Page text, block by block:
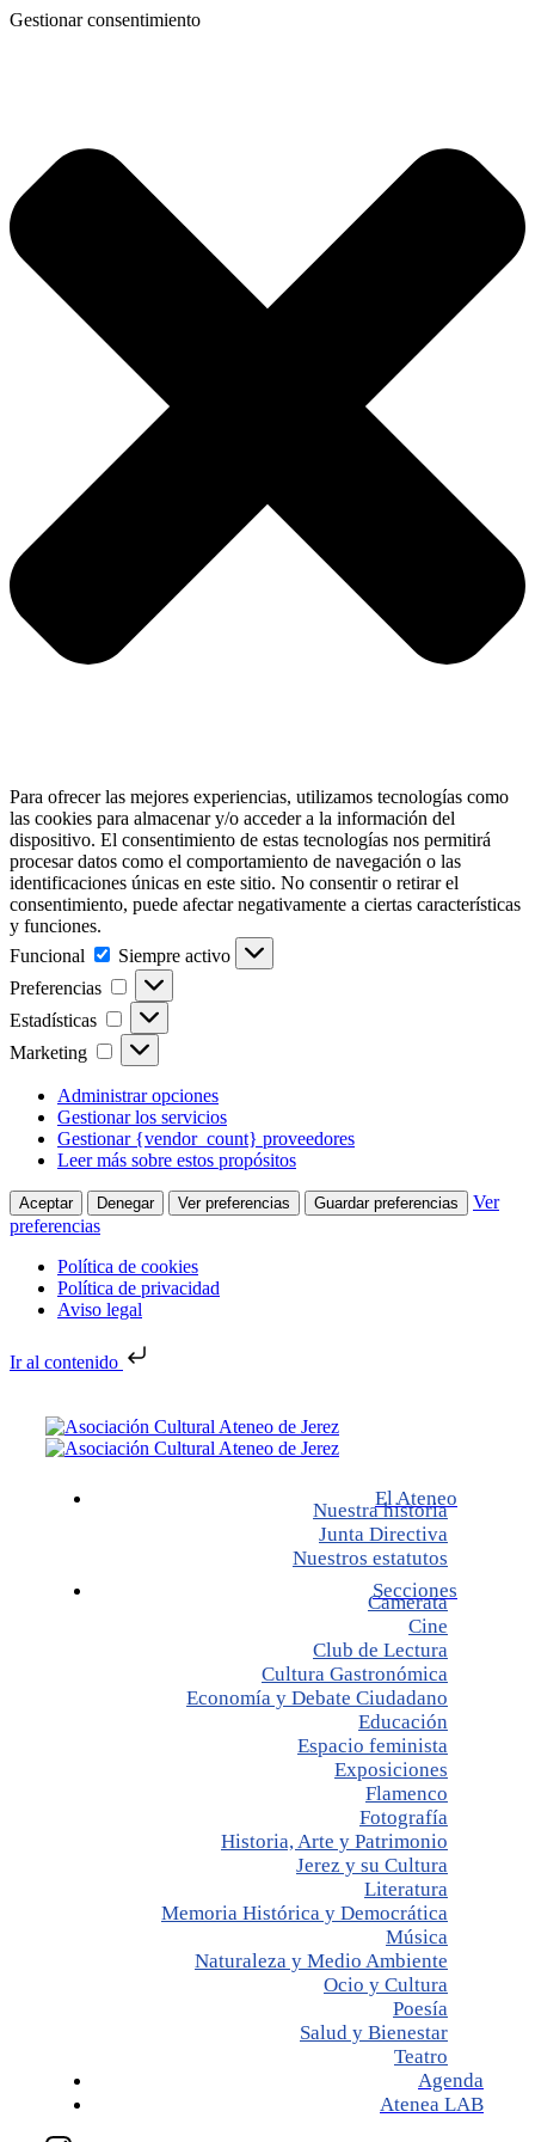
Gestionar consentimiento
Para ofrecer las mejores experiencias, utilizamos tecnologías como
las cookies para almacenar y/o acceder a la información del
dispositivo. El consentimiento de estas tecnologías nos permitirá
procesar datos como el comportamiento de navegación o las
identificaciones únicas en este sitio. No consentir o retirar el
consentimiento, puede afectar negativamente a ciertas características
y funciones.
Funcional
Funcional
Siempre activo
Preferencias
Preferencias
Estadísticas Estadísticas
Marketing Marketing
Administrar opciones
Gestionar los servicios
Gestionar {vendor_count} proveedores
Leer más sobre estos propósitos
Aceptar Denegar Ver preferencias Guardar preferencias
Ver
preferencias
Política de cookies
Política de privacidad
Aviso legal
Ir al contenido
El Ateneo
Nuestra historia
Junta Directiva
Nuestros estatutos
Secciones
Camerata
Cine
Club de Lectura
Cultura Gastronómica
Economía y Debate Ciudadano
Educación
Espacio feminista
Exposiciones
Flamenco
Fotografía
Historia, Arte y Patrimonio
Jerez y su Cultura
Literatura
Memoria Histórica y Democrática
Música
Naturaleza y Medio Ambiente
Ocio y Cultura
Poesía
Salud y Bienestar
Teatro
Agenda
Atenea LAB